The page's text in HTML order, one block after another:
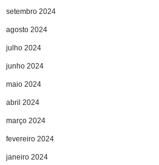
setembro 2024
agosto 2024
julho 2024
junho 2024
maio 2024
abril 2024
março 2024
fevereiro 2024
janeiro 2024